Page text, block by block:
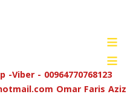
≡
≡
-Viber - 00964770768123
Omar Faris Aziz